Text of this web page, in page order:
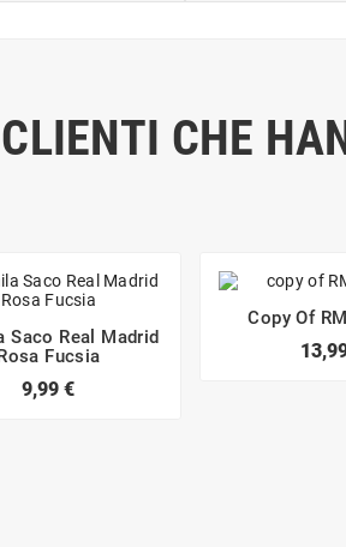
CHE
Saco Real Madrid
Fucsia
9,99 €
Copy Of